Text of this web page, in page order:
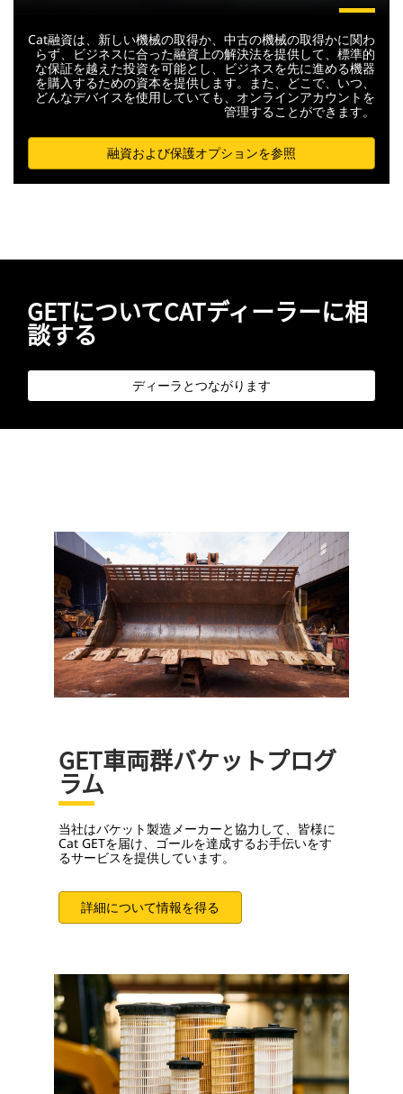
Cat融資は、新しい機械の取得か、中古の機械の取得かに関わ
らず、ビジネスに合った融資上の解決法を提供して、標準的
な保証を越えた投資を可能とし、ビジネスを先に進める機器
を購入するための資本を提供します。また、どこで、いつ、
どんなデバイスを使用していても、オンラインアカウントを
管理することができます。
融資および保護オプションを参照
GETについてCATディーラーに相
談する
ディーラとつながります
GET車両群バケットプログ
ラム
当社はバケット製造メーカーと協力して、皆様に
Cat GETを届け、ゴールを達成するお手伝いをす
るサービスを提供しています。
詳細について情報を得る